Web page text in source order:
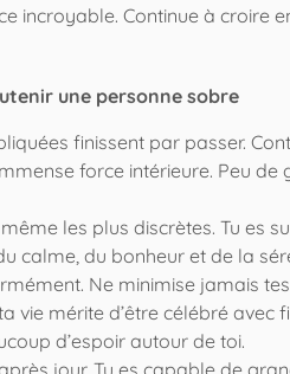
incroyable. Continue à croire
une personne sobre
finissent par passer.
force intérieure. Peu
les plus discrètes. Tu es
calme, du bonheur et de la
Ne minimise jamais
vie mérite d’être célébré avec
d’espoir autour de toi.
jour. Tu es capable de